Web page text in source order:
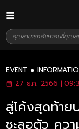
EVENT
27 ธ.ค. 2566 |
สู่โค้งสุดท้าย
ชะลอตัว คว